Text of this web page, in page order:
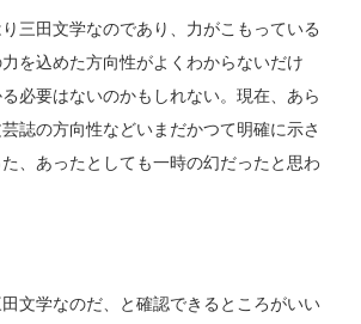
三田文学なのであり、力がこもっている
を込めた方向性がよくわからないだけ
必要はないのかもしれない。現在、あら
誌の方向性などいまだかつて明確に示さ
、あったとしても一時の幻だったと思わ
文学なのだ、と確認できるところがいい